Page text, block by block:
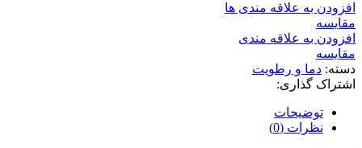
افزودن به علاقه مندی ها
مقايسه
افزودن به علاقه مندی
مقایسه
دسته: دما و رطویت
اشتراک گذاری:
توضیحات
نظرات (0)